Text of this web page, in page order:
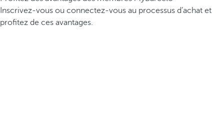
Inscrivez-vous ou connectez-vous au processus d’achat et
profitez de ces avantages.